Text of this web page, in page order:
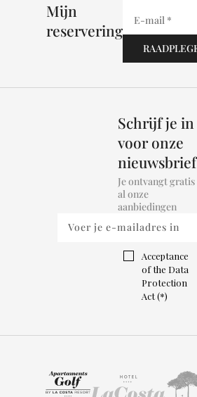
Mijn
reservering
Schrijf je in
voor onze
nieuwsbrief
Je ontvangt gratis
al onze
aanbiedingen
Acceptance
of the Data
Protection
Act (*)